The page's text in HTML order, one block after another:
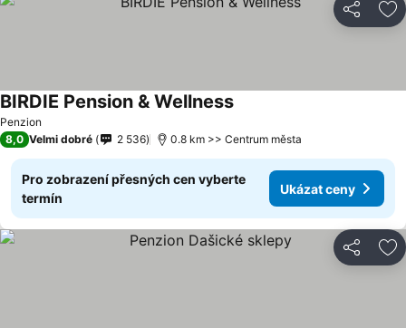
Sdílet
Penzion
BIRDIE Pension & Wellness
8,0 Velmi dobré 2 536 0.8 km >> Centrum města
Pro zobrazení přesných cen vyberte
termín
Ukázat ceny
Sdílet